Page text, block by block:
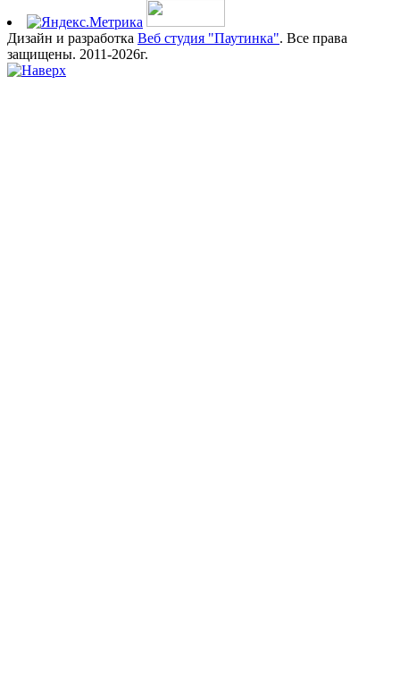
Дизайн и разработка Веб студия "Паутинка". Все права
защищены. 2011-2026г.